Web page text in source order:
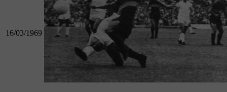
16/03/1969